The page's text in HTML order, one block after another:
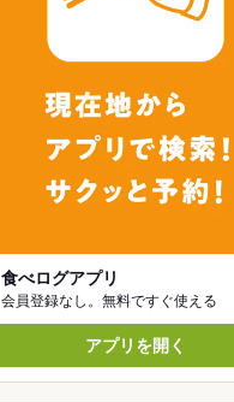
食べログアプリ
会員登録なし。無料ですぐ使える
アプリを開く